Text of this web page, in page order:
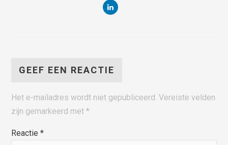
GEEF EEN REACTIE
Het e-mailadres wordt niet gepubliceerd. Vereiste velden
zijn gemarkeerd met*
Reactie*